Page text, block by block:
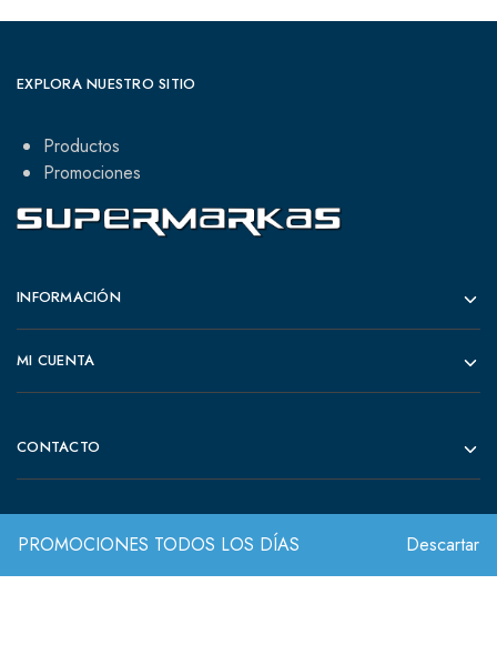
PROMOCIONES TODOS LOS DÍAS Descartar
EXPLORA NUESTRO SITIO
Productos
Promociones
INFORMACIÓN
MI CUENTA
CONTACTO